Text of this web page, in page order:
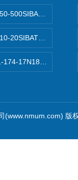
500SIBATA 500mL
20SIBATA柴田科学
174-
(www.nmum.com) 版